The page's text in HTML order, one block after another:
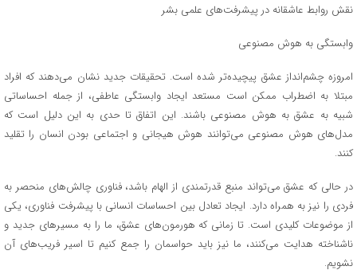
نقش روابط عاشقانه در پیشرفت‌های علمی بشر
وابستگی به هوش مصنوعی
امروزه چشم‌انداز عشق پیچیده‌تر شده است. تحقیقات جدید نشان می‌دهند که افراد
مبتلا به اضطراب ممکن است مستعد ایجاد وابستگی عاطفی، از جمله احساساتی
شبیه به عشق به هوش مصنوعی باشند. این اتفاق تا حدی به این دلیل است که
مدل‌های هوش مصنوعی می‌توانند هوش هیجانی و اجتماعی بودن انسان را تقلید
کنند.
در حالی که عشق می‌تواند منبع قدرتمندی از الهام باشد، فناوری چالش‌های منحصر به
فردی را نیز به همراه دارد. ایجاد تعادل بین احساسات انسانی با پیشرفت فناوری، یکی
از موضوعات کلیدی است. تا زمانی که هورمون‌های عشق، ما را به مسیرهای جدید و
ناشناخته هدایت می‌کنند، ما نیز باید حواسمان را جمع کنیم تا اسیر فریب‌های آن
نشویم.